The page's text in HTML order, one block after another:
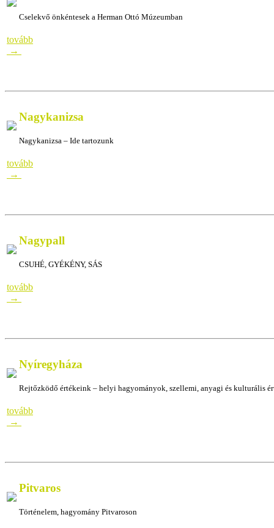
Cselekvő önkéntesek a Herman Ottó Múzeumban
tovább
→
Nagykanizsa
Nagykanizsa – Ide tartozunk
tovább
→
Nagypall
CSUHÉ, GYÉKÉNY, SÁS
tovább
→
Nyíregyháza
Rejtőzködő értékeink – helyi hagyományok, szellemi, anyagi és kulturális
tovább
→
Pitvaros
Történelem, hagyomány Pitvaroson